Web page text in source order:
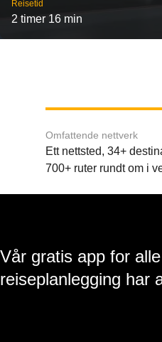
Reisetid
2 timer 16 min
Omfattende nettverk
Ett nettsted, 34+
700+ ruter rundt om i
Vår gratis app for
reiseplanlegging har